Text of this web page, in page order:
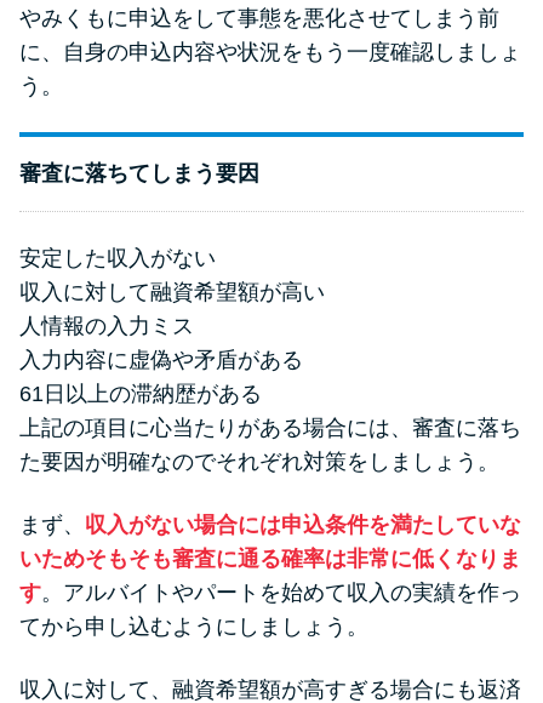
やみくもに申込をして事態を悪化させてしまう前
に、自身の申込内容や状況をもう一度確認しましょ
う。
審査に落ちてしまう要因
安定した収入がない
収入に対して融資希望額が高い
人情報の入力ミス
入力内容に虚偽や矛盾がある
61日以上の滞納歴がある
上記の項目に心当たりがある場合には、審査に落ち
た要因が明確なのでそれぞれ対策をしましょう。
まず、 収入がない場合には申込条件を満たしていな
いためそもそも審査に通る確率は非常に低くなりま
す。アルバイトやパートを始めて収入の実績を作っ
てから申し込むようにしましょう。
収入に対して、融資希望額が高すぎる場合にも返済